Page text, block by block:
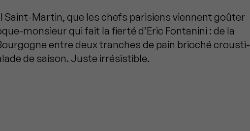
Saint-Martin, que les chefs parisiens viennent goûter
monsieur qui fait la fierté d’Eric Fontanini : de la
entre deux tranches de pain brioché crousti-
de saison. Juste irrésistible.